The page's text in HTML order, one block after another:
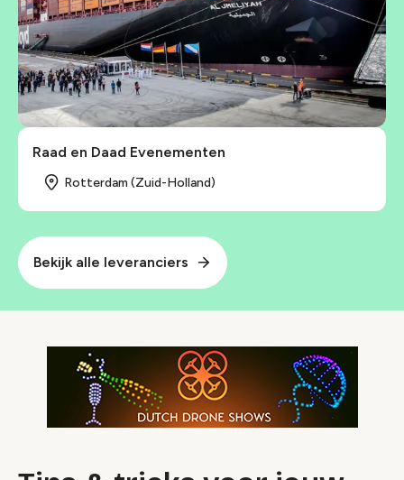
Raad en Daad Evenementen
Rotterdam (Zuid-Holland)
Bekijk alle leveranciers